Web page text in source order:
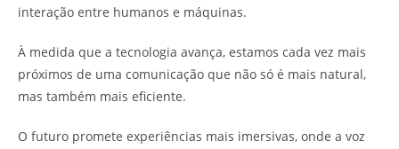
interação entre humanos e máquinas.
À medida que a tecnologia avança, estamos cada vez mais
próximos de uma comunicação que não só é mais natural,
mas também mais eficiente.
O futuro promete experiências mais imersivas, onde a voz